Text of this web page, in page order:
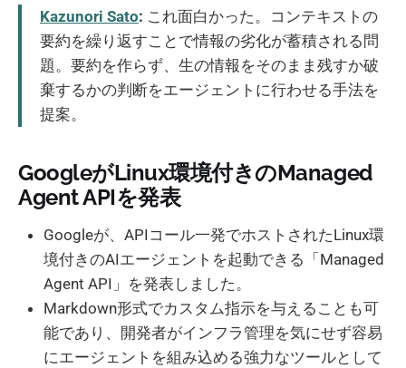
Kazunori Sato: これ面白かった。コンテキストの
要約を繰り返すことで情報の劣化が蓄積される問
題。要約を作らず、生の情報をそのまま残すか破
棄するかの判断をエージェントに行わせる手法を
提案。
GoogleがLinux環境付きのManaged
Agent APIを発表
Googleが、APIコール一発でホストされたLinux環
境付きのAIエージェントを起動できる「Managed
Agent API」を発表しました。
Markdown形式でカスタム指示を与えることも可
能であり、開発者がインフラ管理を気にせず容易
にエージェントを組み込める強力なツールとして